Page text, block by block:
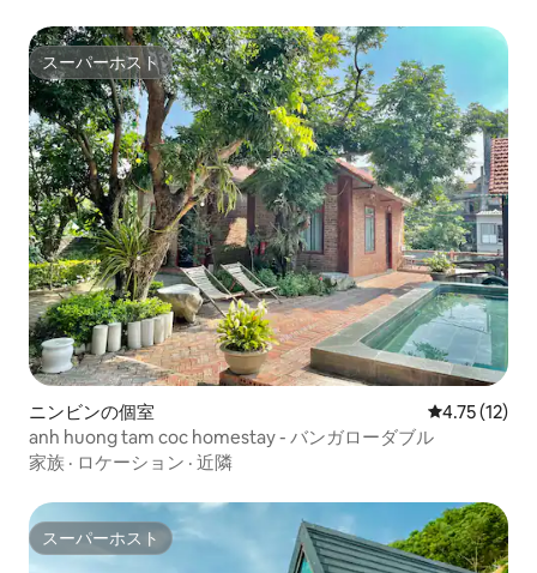
スーパーホスト
スーパーホスト
ニンビンの個室 レビュー12
4.75 (12)
anh huong tam coc homestay - バンガローダブル
家族 · ロケーション · 近隣
スーパーホスト
スーパーホスト